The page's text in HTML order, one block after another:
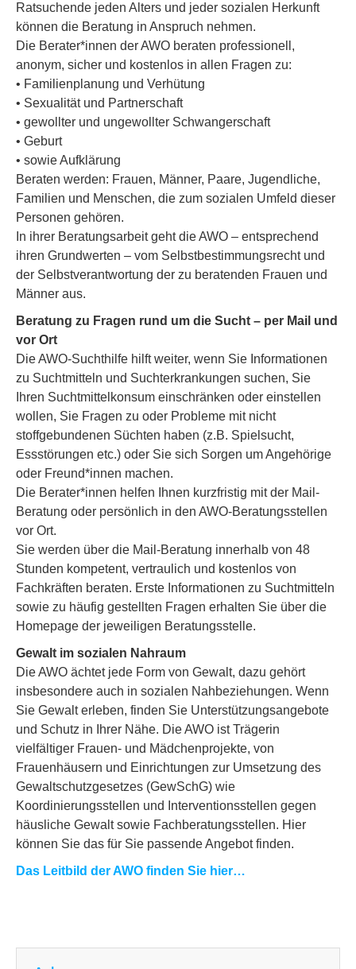
Ratsuchende jeden Alters und jeder sozialen Herkunft
können die Beratung in Anspruch nehmen.
Die Berater*innen der AWO beraten professionell,
anonym, sicher und kostenlos in allen Fragen zu:
• Familienplanung und Verhütung
• Sexualität und Partnerschaft
• gewollter und ungewollter Schwangerschaft
• Geburt
• sowie Aufklärung
Beraten werden: Frauen, Männer, Paare, Jugendliche,
Familien und Menschen, die zum sozialen Umfeld dieser
Personen gehören.
In ihrer Beratungsarbeit geht die AWO – entsprechend
ihren Grundwerten – vom Selbstbestimmungsrecht und
der Selbstverantwortung der zu beratenden Frauen und
Männer aus.
Beratung zu Fragen rund um die Sucht – per Mail und
vor Ort
Die AWO-Suchthilfe hilft weiter, wenn Sie Informationen
zu Suchtmitteln und Suchterkrankungen suchen, Sie
Ihren Suchtmittelkonsum einschränken oder einstellen
wollen, Sie Fragen zu oder Probleme mit nicht
stoffgebundenen Süchten haben (z.B. Spielsucht,
Essstörungen etc.) oder Sie sich Sorgen um Angehörige
oder Freund*innen machen.
Die Berater*innen helfen Ihnen kurzfristig mit der Mail-
Beratung oder persönlich in den AWO-Beratungsstellen
vor Ort.
Sie werden über die Mail-Beratung innerhalb von 48
Stunden kompetent, vertraulich und kostenlos von
Fachkräften beraten. Erste Informationen zu Suchtmitteln
sowie zu häufig gestellten Fragen erhalten Sie über die
Homepage der jeweiligen Beratungsstelle.
Gewalt im sozialen Nahraum
Die AWO ächtet jede Form von Gewalt, dazu gehört
insbesondere auch in sozialen Nahbeziehungen. Wenn
Sie Gewalt erleben, finden Sie Unterstützungsangebote
und Schutz in Ihrer Nähe. Die AWO ist Trägerin
vielfältiger Frauen- und Mädchenprojekte, von
Frauenhäusern und Einrichtungen zur Umsetzung des
Gewaltschutzgesetzes (GewSchG) wie
Koordinierungsstellen und Interventionsstellen gegen
häusliche Gewalt sowie Fachberatungsstellen. Hier
können Sie das für Sie passende Angebot finden.
Das Leitbild der AWO finden Sie hier…